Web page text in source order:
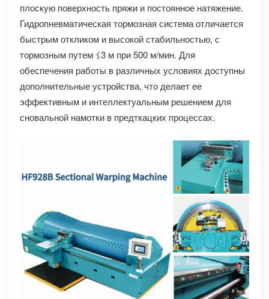
плоскую поверхность пряжи и постоянное натяжение.
Гидропневматическая тормозная система отличается
быстрым откликом и высокой стабильностью, с
тормозным путем ≤3 м при 500 м/мин. Для
обеспечения работы в различных условиях доступны
дополнительные устройства, что делает ее
эффективным и интеллектуальным решением для
сновальной намотки в предткацких процессах.